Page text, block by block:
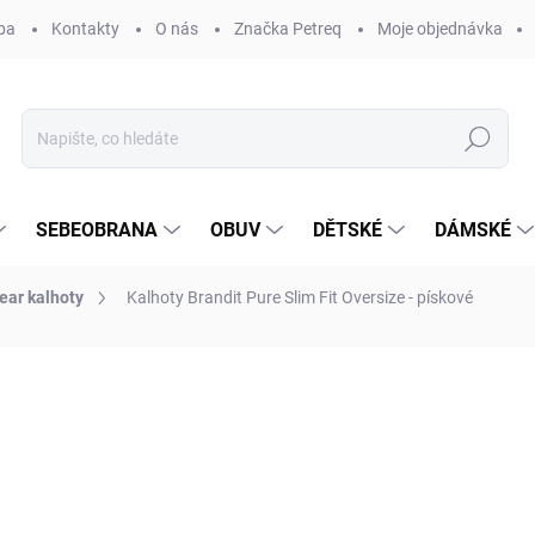
Kontakty O nás Značka Petreq Moje objednávka
Hledat
SEBEOBRANA OBUV DĚTSKÉ DÁMSKÉ
kalhoty Kalhoty Brandit Pure Slim Fit Oversize - pískové